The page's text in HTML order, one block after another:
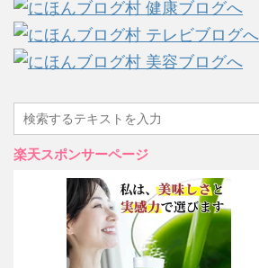
楽天スポンサーページ